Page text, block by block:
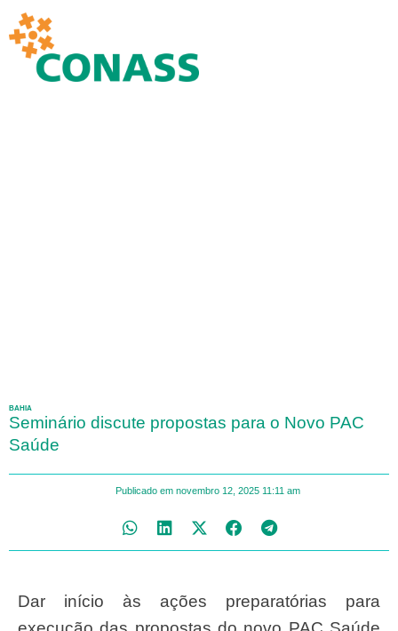
BAHIA
Seminário discute propostas para o Novo PAC
Saúde
Publicado em novembro 12, 2025 11:11 am
Dar início às ações preparatórias para